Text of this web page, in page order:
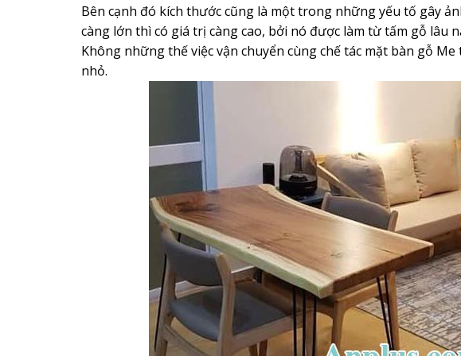
Bên cạnh đó kích thước cũng là một trong những yếu tố gây
càng lớn thì có giá trị càng cao, bởi nó được làm từ tấm gỗ lâu
Không những thế việc vận chuyển cùng chế tác mặt bàn gỗ
nhỏ.